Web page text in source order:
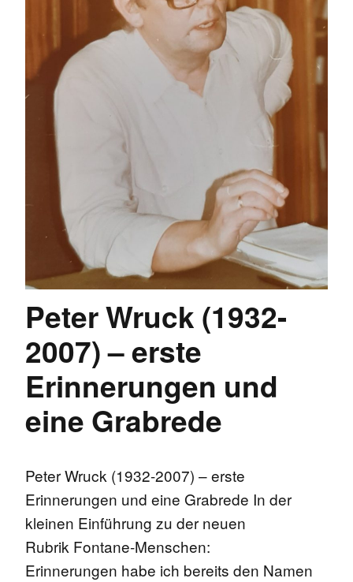
Peter Wruck (1932-
2007) – erste
Erinnerungen und
eine Grabrede
Peter Wruck (1932-2007) – erste
Erinnerungen und eine Grabrede In der
kleinen Einführung zu der neuen
Rubrik Fontane-Menschen:
Erinnerungen habe ich bereits den Namen